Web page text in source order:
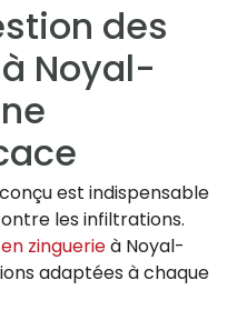
des
Noyal-
est indispensable
les infiltrations.
zinguerieà Noyal-
adaptées à chaque